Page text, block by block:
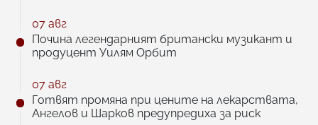
07 авг
Почина легендарният британски музикант и
продуцент Уилям Орбит
07 авг
Готвят промяна при цените на лекарствата,
Ангелов и Шарков предупредиха за риск